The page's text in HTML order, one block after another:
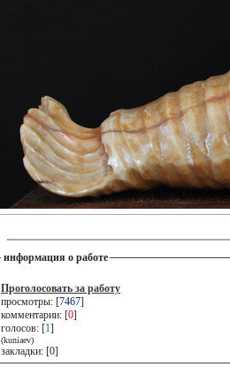
информация о работе
Проголосовать за работу
просмотры: [7467]
комментарии: [0]
голосов: [1]
(kuniaev)
закладки: [0]